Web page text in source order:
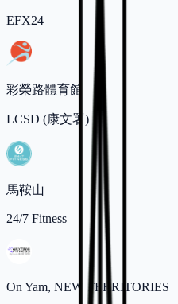
EFX24
彩榮路體育館
LCSD (康文署)
馬鞍山
24/7 Fitness
On Yam, NEW TERRITORIES